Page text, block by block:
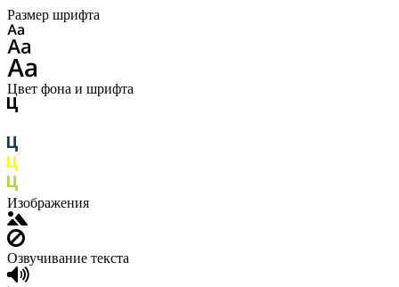
Размер шрифта
Цвет фона и шрифта
Изображения
Озвучивание текста